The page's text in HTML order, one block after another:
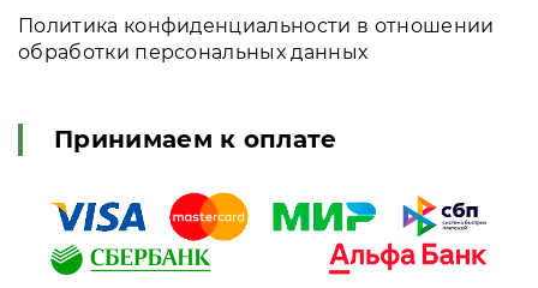
Политика конфиденциальности в отношении
обработки персональных данных
Принимаем к оплате